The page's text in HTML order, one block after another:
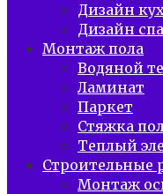
Дизайн
Дизайн
Монтаж пола
Водяной
Ламинат
Паркет
Стяжка
Теплый
Строительные
Монтаж